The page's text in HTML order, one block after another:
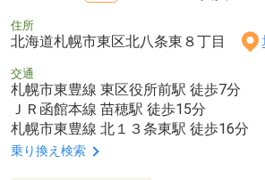
住所
北海道札幌市東区北八条東８丁目
交通
札幌市東豊線 東区役所前駅 徒歩7分
ＪＲ函館本線 苗穂駅 徒歩15分
札幌市東豊線 北１３条東駅 徒歩16分
乗り換え検索